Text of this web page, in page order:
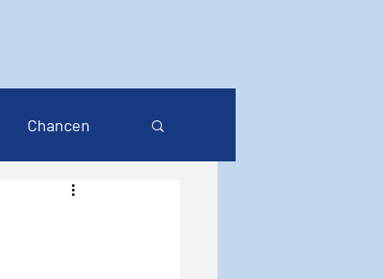
Chancen